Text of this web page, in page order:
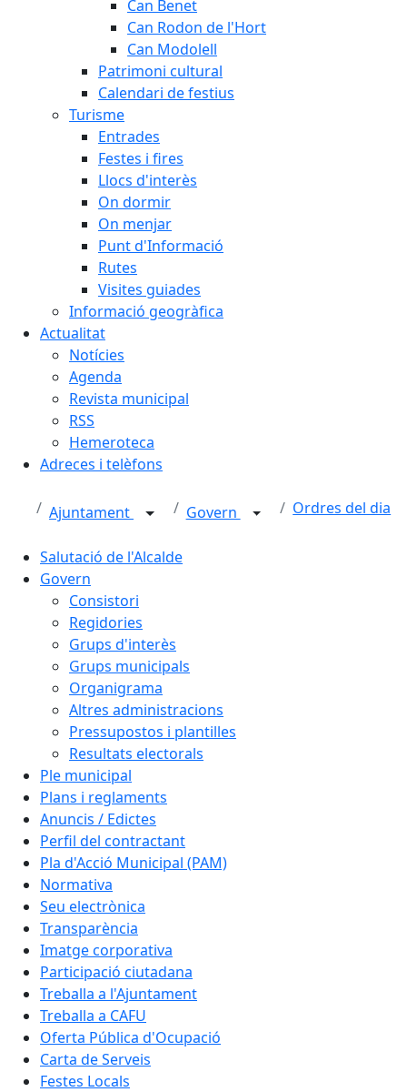
Can Benet
Can Rodon de l'Hort
Can Modolell
Patrimoni cultural
Calendari de festius
Turisme
Entrades
Festes i fires
Llocs d'interès
On dormir
On menjar
Punt d'Informació
Rutes
Visites guiades
Informació geogràfica
Actualitat
Notícies
Agenda
Revista municipal
RSS
Hemeroteca
Adreces i telèfons
Ajuntament Govern Ordres del dia
Salutació de l'Alcalde
Govern
Consistori
Regidories
Grups d'interès
Grups municipals
Organigrama
Altres administracions
Pressupostos i plantilles
Resultats electorals
Ple municipal
Plans i reglaments
Anuncis / Edictes
Perfil del contractant
Pla d'Acció Municipal (PAM)
Normativa
Seu electrònica
Transparència
Imatge corporativa
Participació ciutadana
Treballa a l'Ajuntament
Treballa a CAFU
Oferta Pública d'Ocupació
Carta de Serveis
Festes Locals